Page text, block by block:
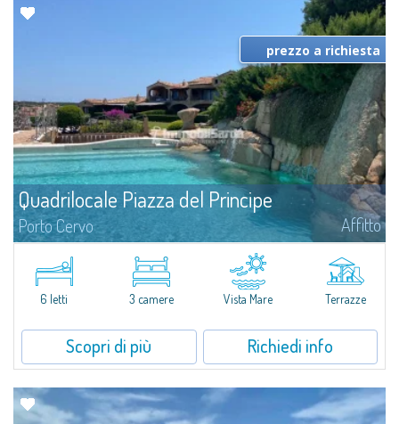
Quadrilocale Piazza del Principe
Porto Cervo Affitto
​Magnifico quadrilocale in affitto nel cuore della vivace e rinomata cittadina
di Porto Cervo, luogo simbolo dell'intera Costa Smeralda.L'appartamento si
trova all'interno dell'esclusivo e riservato complesso...
prezzo a richiesta
6 letti 3 camere Vista Mare Terrazze
Scopri di più Richiedi info